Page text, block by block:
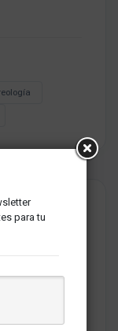
sobre
para tu